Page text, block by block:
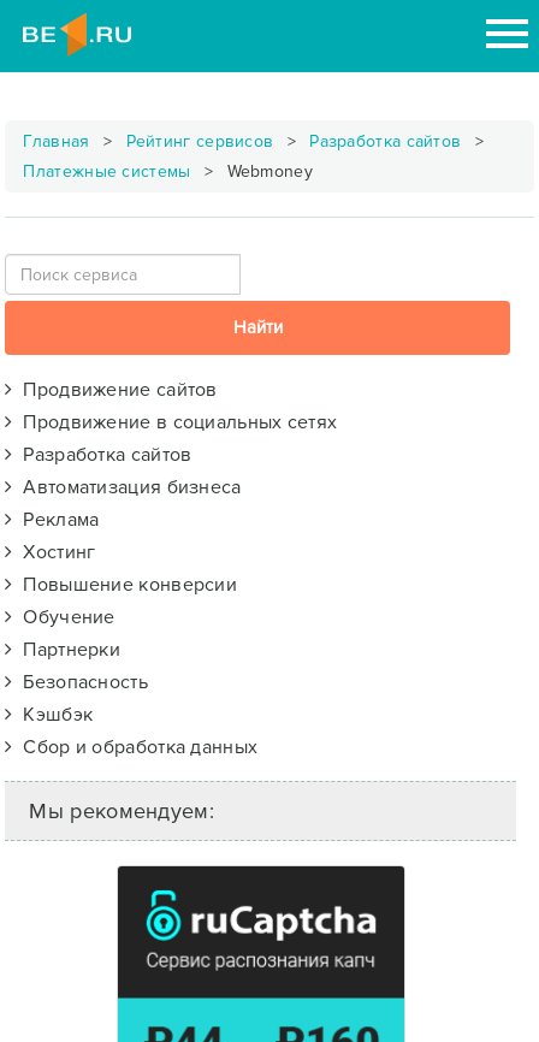
Главная Рейтинг сервисов
Разработка сайтов
Платежные системы
Webmoney
Продвижение сайтов
Продвижение в социальных сетях
Разработка сайтов
Автоматизация бизнеса
Реклама
Хостинг
Повышение конверсии
Обучение
Партнерки
Безопасность
Кэшбэк
Сбор и обработка данных
Мы рекомендуем: